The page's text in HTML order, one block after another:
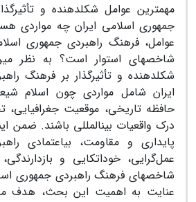
مهم‏ترین عوامل شکل‏دهنده و
جمهوری اسلامی ایران چه مواردی
عوامل، فرهنگ راهبردی جمهوری
شاخص‏های استوار است؟ به نظر
شکل‏دهنده و تأثیرگذار بر فرهنگ
ایران شامل مواردی چون اسلام
درک واقعیات بین‏المللی باشند. ضمن
پایداری و مقاومت، بی‏اعتمادی
عمل‌گرایی، خوداتکایی و
شاخص‏های فرهنگ راهبردی جمهوری
عنایت به اهمیت این بحث، هدف